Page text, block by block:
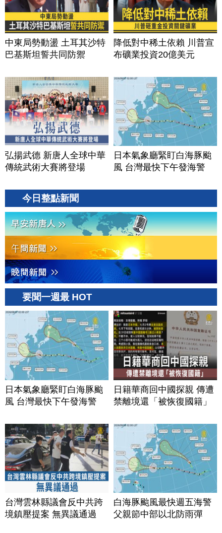
中東局勢動盪 土耳其沙特
巴基斯坦誓共同防禦
降低對中稀土依賴 川普宣
布礦業投資20億美元
弘揚武德 新唐人全球中華
傳統武術大賽將登場
日本氣象廳緊盯白海豚颱
風 台灣最快下午發海警
今日整點新聞
要聞一週最 HOT
日本氣象廳緊盯白海豚颱
風 台灣最快下午發海警
日籍華商回中國探親 傳遭
禁離境還「被恢復國籍」
台灣雲林縣議會反中共跨
境鎮壓提案 無異議通過
白海豚颱風最快週五海警
父親節中部以北防雨彈